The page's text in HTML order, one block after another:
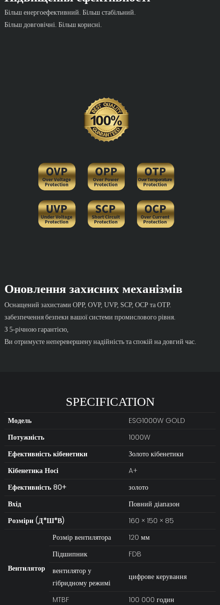
Більш енергоефективний. Більш стабільний.
Більш довговічні. Більш корисні.
Оновлення захисних механізмів
Оснащений захистами OPP, OVP, UVP, SCP, OCP та OTP.
забезпечення безпеки вашої системи промислового рівня.
З 5-річною гарантією,
Ви отримуєте неперевершену надійність та спокій на довгий час.
SPECIFICATION
Модель
ESG1000W GOLD
Потужність
1000W
Ефективність кібенетики
Золото кібенетики
Кібенетика Носі
A+
Ефективність 80+
золото
Вхід
Повний діапазон
Розміри (Д*Ш*В)
160 × 150 × 85
Вентилятор
Розмір вентилятора
120 мм
Підшипник
FDB
вентилятор у
гібридному режимі
цифрове керування
MTBF
100 000 годин